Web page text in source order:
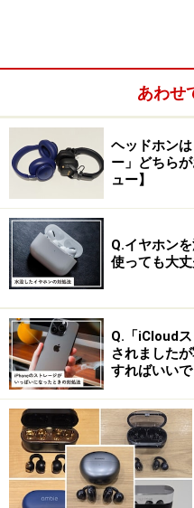
の防水仕様で、汗や雨な
ることも可能です。
2. 耳にぴったりフ
ス監修モデル
6000」
あわせ
ヘッドホン
ー」どちら
ュー】
Q.イヤホン
使っても大
Q.「iCloud
されました
すればいい